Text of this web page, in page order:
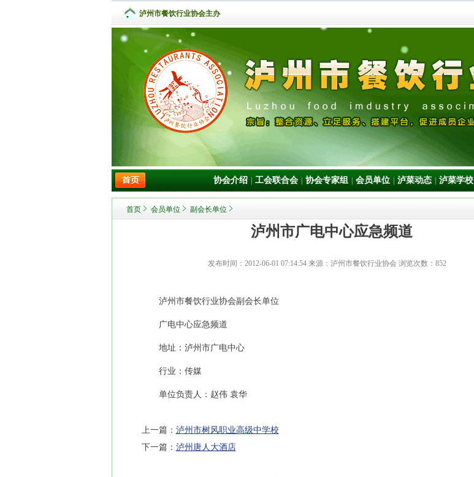
泸州市餐饮行业协会主办
协会介绍 工会联合会 协会专家组 会员单位 泸菜动态 泸菜学校
首页 会员单位 副会长单位
泸州市广电中心应急频道
发布时间： 2012-06-01 07:14:54来源：泸州市餐饮行业协会 浏览次数： 852
泸州市餐饮行业协会副会长单位
广电中心应急频道
地址：泸州市广电中心
行业：传媒
单位负责人：赵伟 袁华
上一篇： 泸州市树风职业高级中学校
下一篇： 泸州唐人大酒店